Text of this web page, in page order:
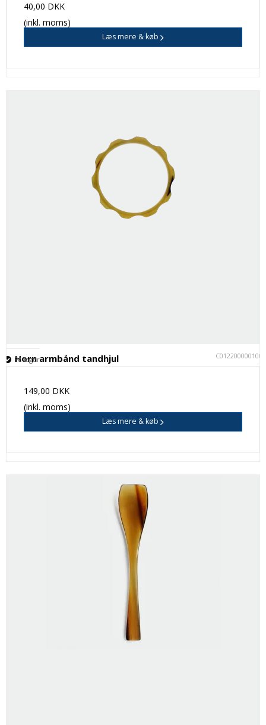
40,00 DKK
(inkl. moms)
Læs mere & køb
Horn armbånd tandhjul C012200000100
På lager
149,00 DKK
(inkl. moms)
Læs mere & køb